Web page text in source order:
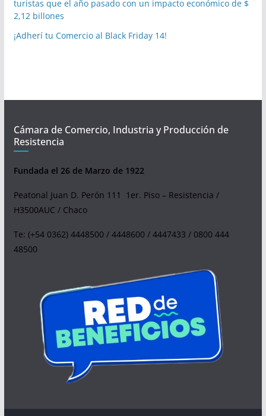
turistas que el año pasado con un impacto económico de $
2,12 billones
¡Adherí tu Comercio al Black Friday 14!
Cámara de Comercio, Industria y Producción de
Resistencia
Fundada el 26 de Marzo de 1922
Peatonal Juan D. Perón 111 1er. Piso – Resistencia /
H3500AUC / Chaco
Te: (+54 0362) 4448500 / 4448600 / 4447433 / 0800 444
48500